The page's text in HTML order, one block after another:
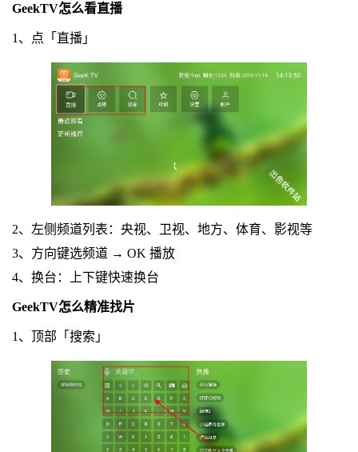
GeekTV怎么看直播
1、点「直播」
2、左侧频道列表：央视、卫视、地方、体育、影视等
3、方向键选频道 → OK 播放
4、换台：上下键快速换台
GeekTV怎么精准找片
1、顶部「搜索」